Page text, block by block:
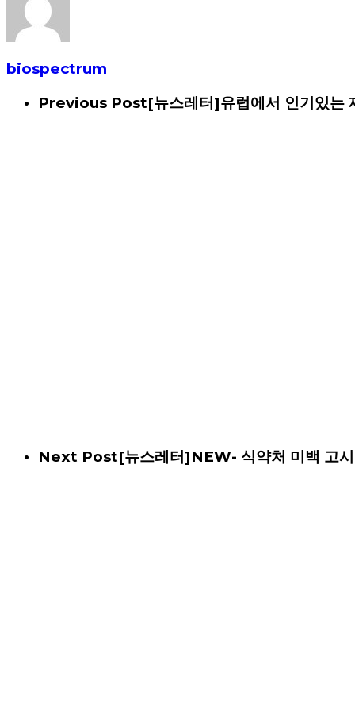
biospectrum
Previous Post[뉴스레터]유럽에서 인기있는
Next Post[뉴스레터]NEW- 식약처 미백 고